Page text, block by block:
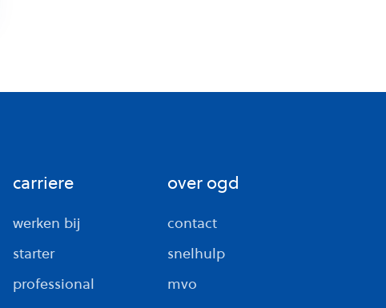
carriere
werken bij
starter
professional
over ogd
contact
snelhulp
mvo